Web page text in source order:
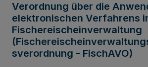
Verordnung über die
elektronischen Verfahrens
Fischereischeinverwaltung
sverordnung - FischAVO)